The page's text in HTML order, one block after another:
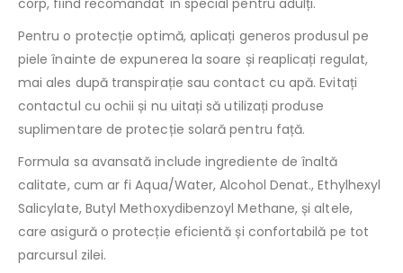
Pentru o protecție optimă, aplicați generos produsul pe
piele înainte de expunerea la soare și reaplicați regulat,
mai ales după transpirație sau contact cu apă. Evitați
contactul cu ochii și nu uitați să utilizați produse
suplimentare de protecție solară pentru față.
Formula sa avansată include ingrediente de înaltă
calitate, cum ar fi Aqua/Water, Alcohol Denat., Ethylhexyl
Salicylate, Butyl Methoxydibenzoyl Methane, și altele,
care asigură o protecție eficientă și confortabilă pe tot
parcursul zilei.